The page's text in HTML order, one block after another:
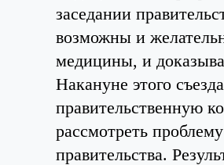
заседании
возможны и
медицины, и
Накануне этого
правительственную
рассмотреть
правительства.